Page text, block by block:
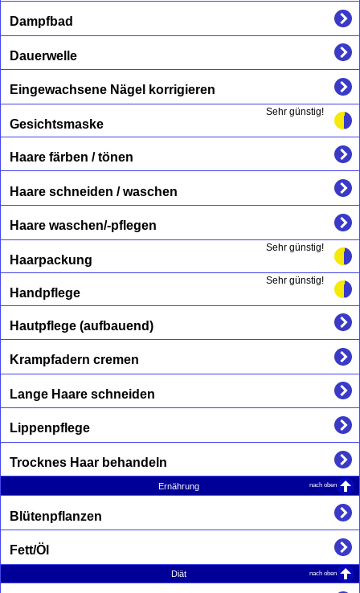
Dampfbad
Dauerwelle
Eingewachsene Nägel korrigieren
Sehr günstig!
Gesichtsmaske
Haare färben / tönen
Haare schneiden / waschen
Haare waschen/-pflegen
Sehr günstig!
Haarpackung
Sehr günstig!
Handpflege
Hautpflege (aufbauend)
Krampfadern cremen
Lange Haare schneiden
Lippenpflege
Trocknes Haar behandeln
Ernährung nach oben
Blütenpflanzen
Fett/Öl
Diät nach oben